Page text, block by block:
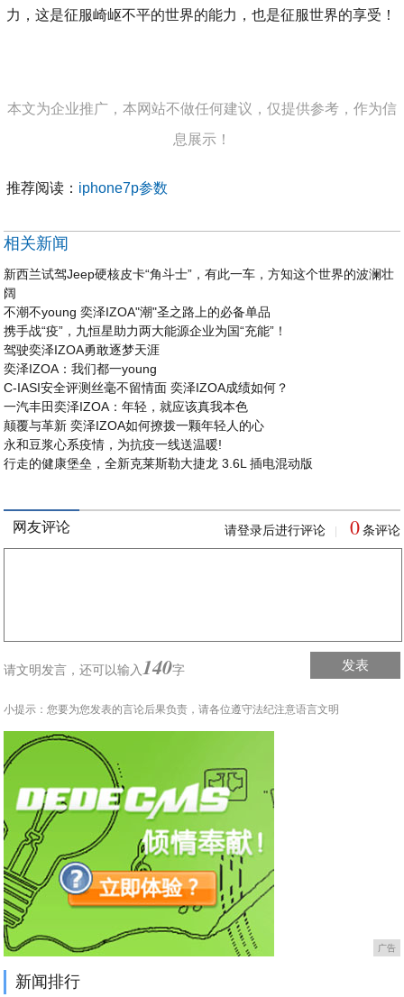
力，这是征服崎岖不平的世界的能力，也是征服世界的享受！
本文为企业推广，本网站不做任何建议，仅提供参考，作为信
息展示！
推荐阅读： iphone7p参数
相关新闻
新西兰试驾Jeep硬核皮卡“角斗士”，有此一车，方知这个世界的波澜壮
阔
不潮不young 奕泽IZOA"潮"圣之路上的必备单品
携手战“疫”，九恒星助力两大能源企业为国“充能”！
驾驶奕泽IZOA勇敢逐梦天涯
奕泽IZOA：我们都一young
C-IASI安全评测丝毫不留情面 奕泽IZOA成绩如何？
一汽丰田奕泽IZOA：年轻，就应该真我本色
颠覆与革新 奕泽IZOA如何撩拨一颗年轻人的心
永和豆浆心系疫情，为抗疫一线送温暖!
行走的健康堡垒，全新克莱斯勒大捷龙 3.6L 插电混动版
网友评论 请登录后进行评论 0 条评论
请文明发言，还可以输入 140字 发表
小提示：您要为您发表的言论后果负责，请各位遵守法纪注意语言文明
广告
新闻排行